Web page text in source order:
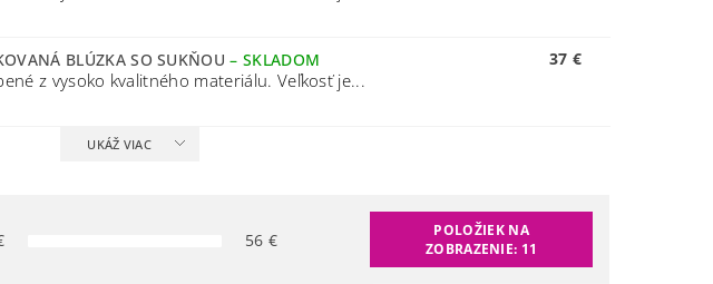
BLÚZKA SO SUKŇOU–SKLADOM
z vysoko kvalitného materiálu. Veľkosť je...
37 €
UKÁŽ VIAC
56 €
POLOŽIEK NA
ZOBRAZENIE: 11